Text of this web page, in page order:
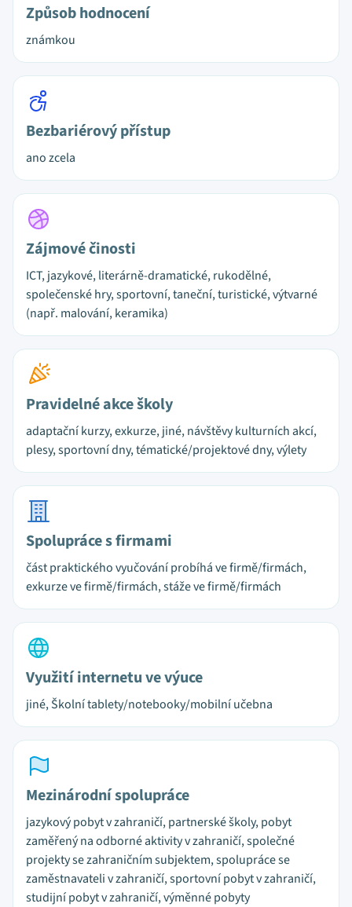
Způsob hodnocení
známkou
Bezbariérový přístup
ano zcela
Zájmové činosti
ICT, jazykové, literárně-dramatické, rukodělné,
společenské hry, sportovní, taneční, turistické, výtvarné
(např. malování, keramika)
Pravidelné akce školy
adaptační kurzy, exkurze, jiné, návštěvy kulturních akcí,
plesy, sportovní dny, tématické/projektové dny, výlety
Spolupráce s firmami
část praktického vyučování probíhá ve firmě/firmách,
exkurze ve firmě/firmách, stáže ve firmě/firmách
Využití internetu ve výuce
jiné, Školní tablety/notebooky/mobilní učebna
Mezinárodní spolupráce
jazykový pobyt v zahraničí, partnerské školy, pobyt
zaměřený na odborné aktivity v zahraničí, společné
projekty se zahraničním subjektem, spolupráce se
zaměstnavateli v zahraničí, sportovní pobyt v zahraničí,
studijní pobyt v zahraničí, výměnné pobyty